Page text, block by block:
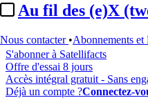
Au fil des (e)X
Nous contacter •Abonnements et
Pour accéder à cet article, à
S'abonner à Satellifacts
Offre d'essai 8 jours
Accès intégral gratuit - Sans
Déjà un compte ?Connectez-